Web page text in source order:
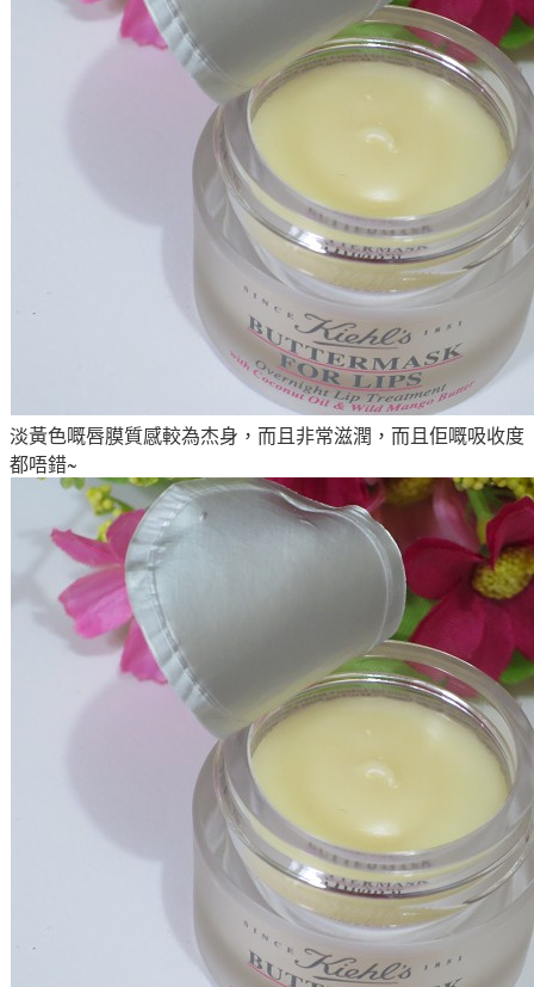
淡黃色嘅唇膜質感較為杰身，而且非常滋潤，而且佢嘅吸收度
都唔錯~